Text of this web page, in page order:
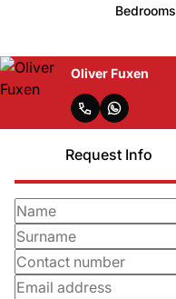
Bedrooms
Oliver Fuxen
Request Info